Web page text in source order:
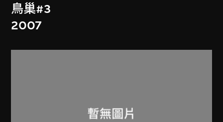
鳥巢#3
2007